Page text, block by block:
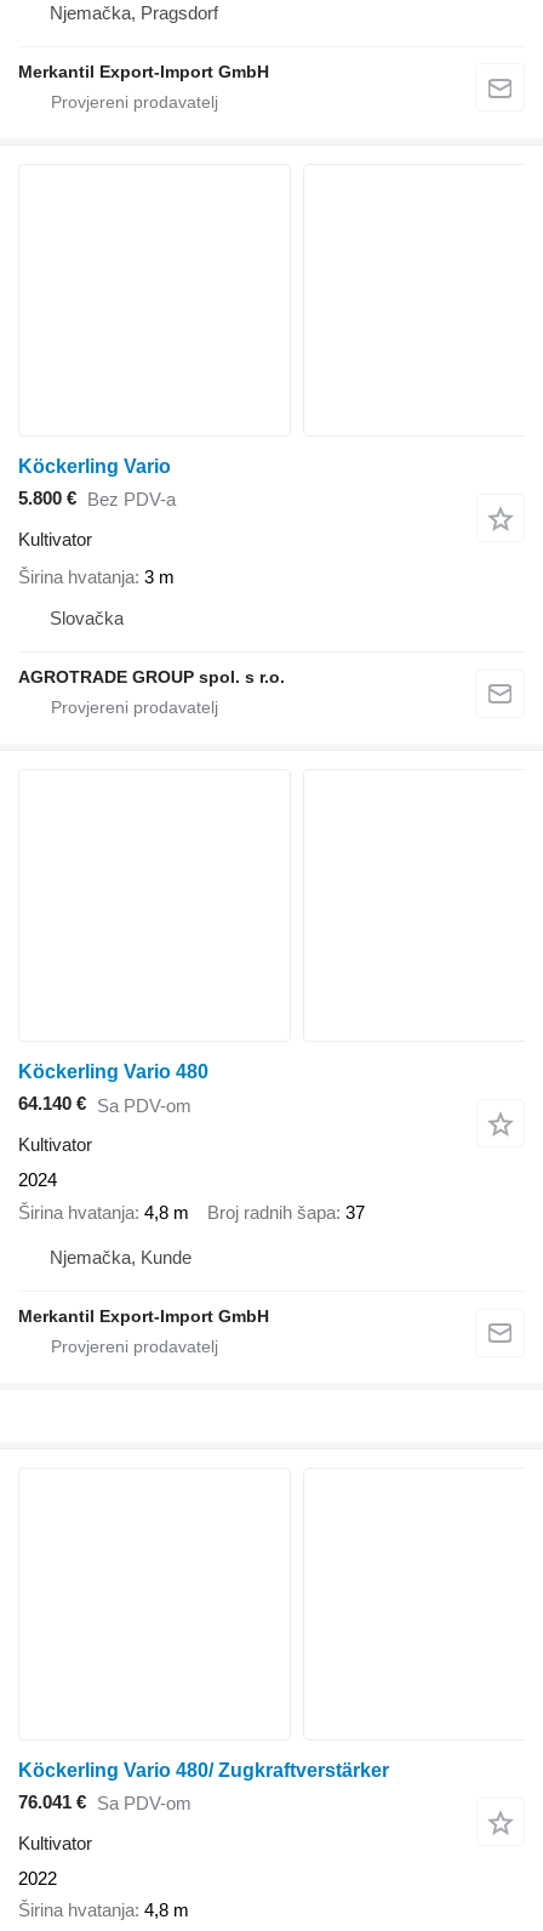
Njemačka, Pragsdorf
Merkantil Export-Import GmbH
Köckerling Vario
5.800 € Bez PDV-a
Kultivator
Širina hvatanja 3 m
Slovačka
AGROTRADE GROUP spol. s r.o.
Köckerling Vario 480
64.140 € Sa PDV-om
Kultivator
2024
Širina hvatanja 4,8 m Broj radnih šapa 37
Njemačka, Kunde
Merkantil Export-Import GmbH
Köckerling Vario 480/ Zugkraftverstärker
76.041 € Sa PDV-om
Kultivator
2022
Širina hvatanja 4,8 m